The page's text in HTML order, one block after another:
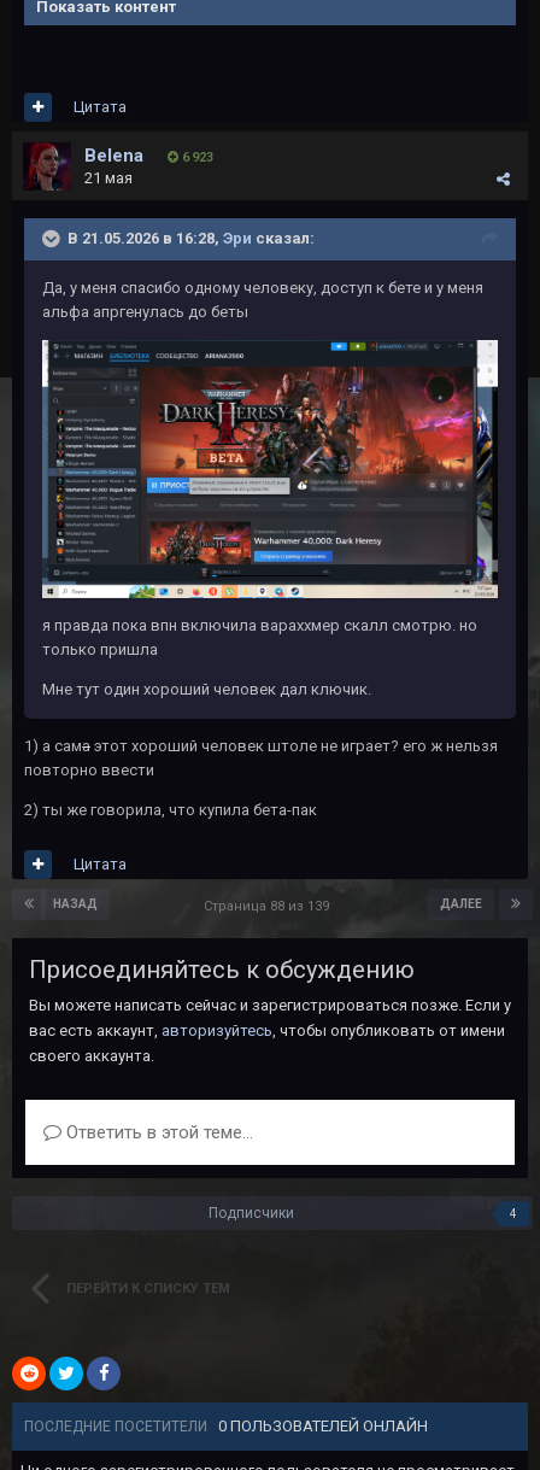
Показать контент
Цитата
Belena 6 923
21 мая
В 21.05.2026 в 16:28, Эри сказал:
Да, у меня спасибо одному человеку, доступ к бете и у меня
альфа апргенулась до беты
я правда пока впн включила вараххмер скалл смотрю. но
только пришла
Мне тут один хороший человек дал ключик.
1) а сама этот хороший человек штоле не играет? его ж нельзя
повторно ввести
2) ты же говорила, что купила бета-пак
Цитата
НАЗАД ДАЛЕЕ
Страница 88 из 139
Присоединяйтесь к обсуждению
Вы можете написать сейчас и зарегистрироваться позже. Если у
вас есть аккаунт, авторизуйтесь, чтобы опубликовать от имени
своего аккаунта.
Ответить в этой теме...
Подписчики 4
ПЕРЕЙТИ К СПИСКУ ТЕМ
ПОСЛЕДНИЕ ПОСЕТИТЕЛИ 0 ПОЛЬЗОВАТЕЛЕЙ ОНЛАЙН